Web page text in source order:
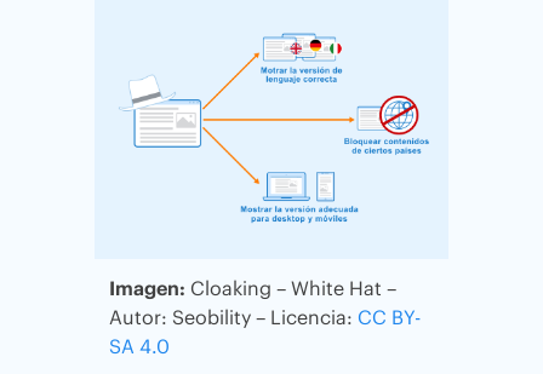
Imagen: Cloaking – White Hat –
Autor: Seobility – Licencia: CC BY-
SA 4.0